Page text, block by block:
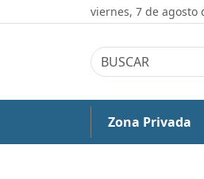
viernes, 7 de agosto
Zona Privada